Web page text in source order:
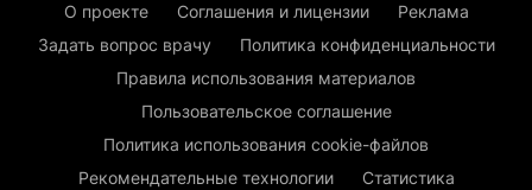
О проекте Соглашения и лицензии
Реклама
Задать вопрос врачу
Политика конфиденциальности
Правила использования материалов
Пользовательское соглашение
Политика использования cookie-файлов
Рекомендательные технологии
Статистика